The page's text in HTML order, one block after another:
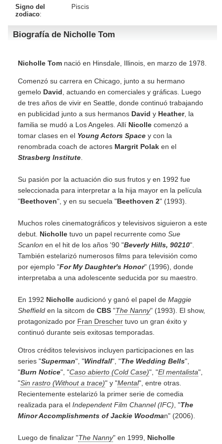
Signo del
zodiaco:
Piscis
Biografía de Nicholle Tom
Nicholle Tom nació en Hinsdale, Illinois, en marzo de 1978.
Comenzó su carrera en Chicago, junto a su hermano
gemelo David , actuando en comerciales y gráficas. Luego
de tres años de vivir en Seattle, donde continuó trabajando
en publicidad junto a sus hermanos David y Heather, la
familia se mudó a Los Angeles. Allí Nicolle comenzó a
tomar clases en el Young Actors Space y con la
renombrada coach de actores Margrit Polak en el
Strasberg Institute
Su pasión por la actuación dio sus frutos y en 1992 fue
seleccionada para interpretar a la hija mayor en la película
"Beethoven", y en su secuela "Beethoven 2" (1993).
Muchos roles cinematográficos y televisivos siguieron a este
debut. Nicholle tuvo un papel recurrente como Sue
Scanlon en el hit de los años '90 "Beverly Hills, 90210".
También estelarizó numerosos films para televisión como
por ejemplo "For My Daughter's Honor" (1996), donde
interpretaba a una adolescente seducida por su maestro.
En 1992 Nicholle audicionó y ganó el papel de Maggie
Sheffield en la sitcom de CBS "The Nanny" (1993). El show,
protagonizado por Fran Drescher tuvo un gran éxito y
continuó durante seis exitosas temporadas.
Otros créditos televisivos incluyen participaciones en las
series "Superman", "Windfall", "The Wedding Bells",
"Burn Notice", "Caso abierto (Cold Case)", "El mentalista",
"Sin rastro (Without a trace)" y "Mental", entre otras.
Recientemente estelarizó la primer serie de comedia
realizada para el Independent Film Channel (IFC) , "The
Minor Accomplishments of Jackie Woodman" (2006).
Luego de finalizar "The Nanny" en 1999, Nicholle